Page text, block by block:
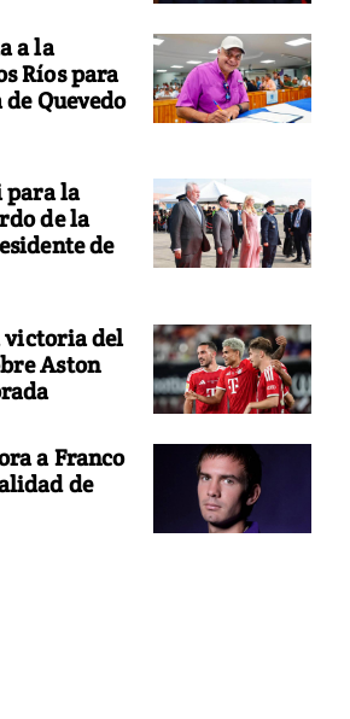
a la
Ríos para
Quevedo
para la
de la
de
victoria del
Aston
a Franco
de